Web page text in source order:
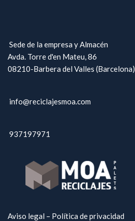
Sede de la empresa y Almacén
Avda. Torre d'en Mateu, 86
08210-Barbera del Valles (Barcelona)
info@reciclajesmoa.com
937197971
Aviso legal – Política de privacidad